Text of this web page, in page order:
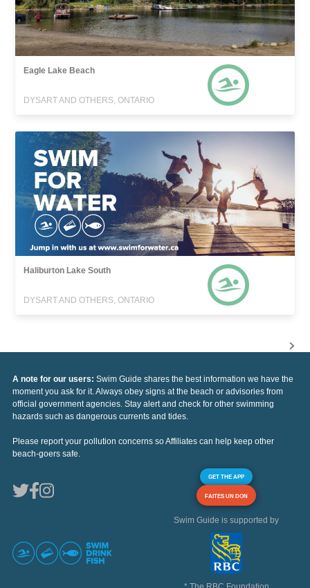
Eagle Lake Beach
DYSART AND OTHERS, ONTARIO
Haliburton Lake South
DYSART AND OTHERS, ONTARIO
A note for our users: Swim Guide shares the best information we have the
moment you ask for it. Always obey signs at the beach or advisories from
official government agencies. Stay alert and check for other swimming
hazards such as dangerous currents and tides.
Please report your pollution concerns so Affiliates can help keep other
beach-goers safe.
GET THE APP
FAITES UN DON
Swim Guide is supported by